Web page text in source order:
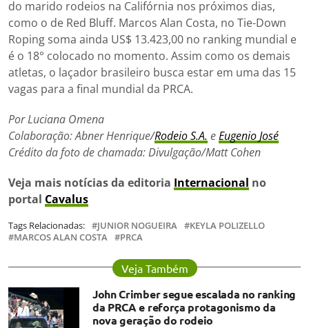
do marido rodeios na Califórnia nos próximos dias,
como o de Red Bluff. Marcos Alan Costa, no Tie-Down
Roping soma ainda US$ 13.423,00 no ranking mundial e
é o 18° colocado no momento. Assim como os demais
atletas, o laçador brasileiro busca estar em uma das 15
vagas para a final mundial da PRCA.
Por Luciana Omena
Colaboração: Abner Henrique/Rodeio S.A. eEugenio José
Crédito da foto de chamada: Divulgação/Matt Cohen
Veja mais notícias da editoria Internacional no
portal Cavalus
Tags Relacionadas: JUNIOR NOGUEIRA
KEYLA POLIZELLO
MARCOS ALAN COSTA
PRCA
Veja Também
John Crimber segue escalada no ranking
da PRCA e reforça protagonismo da
nova geração do rodeio